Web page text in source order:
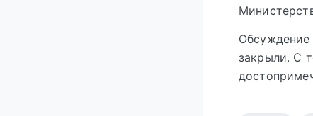
Обсуждение
закрыли. С